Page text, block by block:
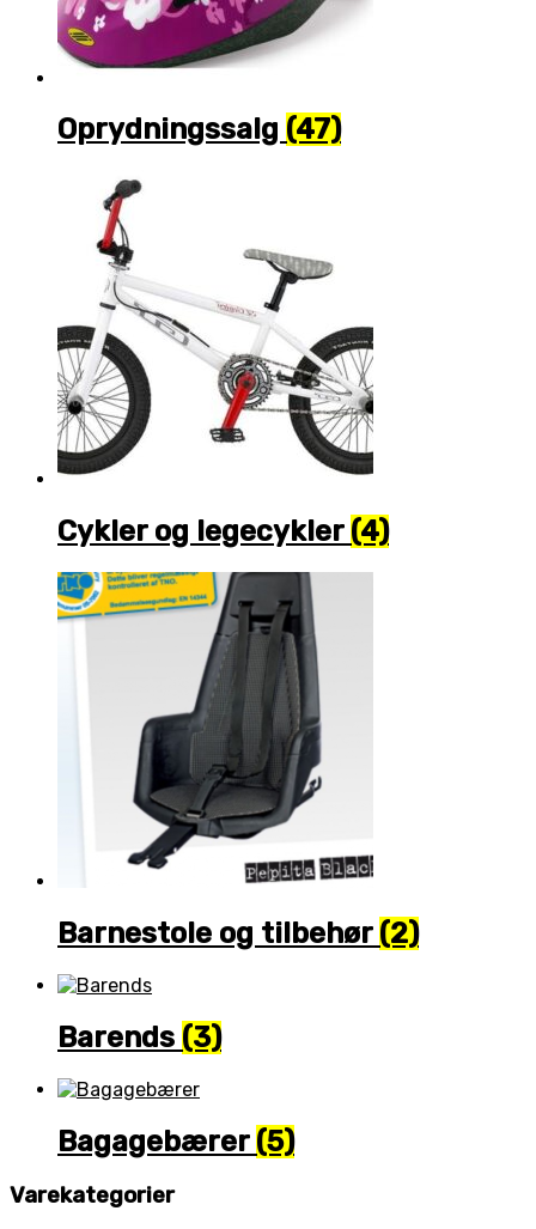
Oprydningssalg (47)
Cykler og legecykler (4)
Barnestole og tilbehør (2)
Barends (3)
Bagagebærer (5)
Varekategorier